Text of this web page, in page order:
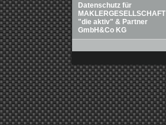
Datenschutz für
MAKLERGESELLSCHAFT
"die aktiv" & Partner
GmbH&Co KG